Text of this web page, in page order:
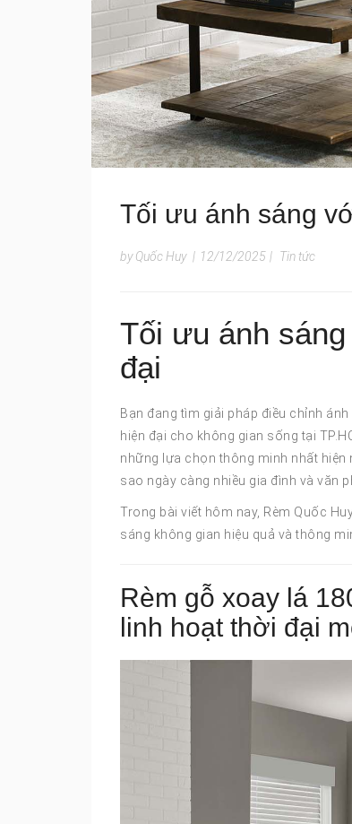
Tối ưu ánh sáng
by Quốc Huy | 12/12/2025 | Tin tức
Tối ưu ánh
đại
Bạn đang tìm giải pháp điều chỉnh
hiện đại cho không gian sống tại
những lựa chọn thông minh nhất hiện
sao ngày càng nhiều gia đình và văn
Trong bài viết hôm nay, Rèm Quốc
sáng không gian hiệu quả và thông
Rèm gỗ xoay lá
linh hoạt thời đại